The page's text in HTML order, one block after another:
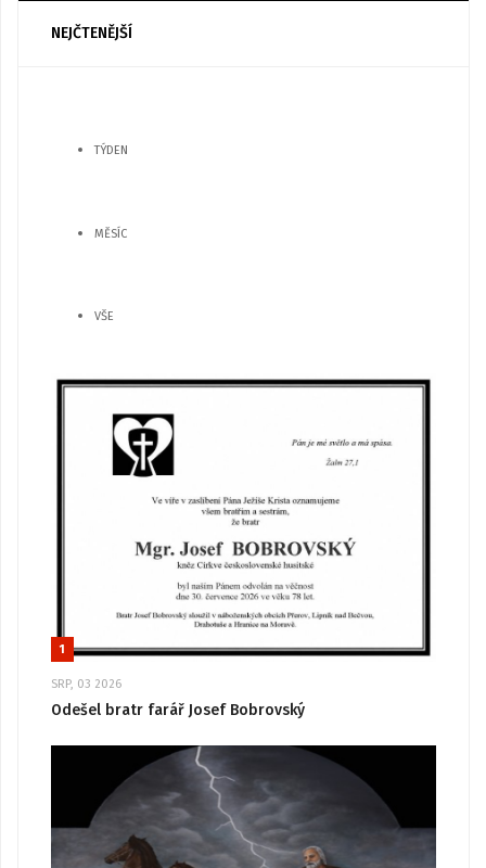
NEJČTENĚJŠÍ
TÝDEN
MĚSÍC
VŠE
1
SRP, 03 2026
Odešel bratr farář Josef Bobrovský